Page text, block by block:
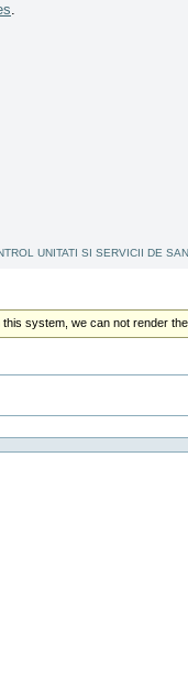
.
UNITATI SI SERVICII DE
system, we can not render